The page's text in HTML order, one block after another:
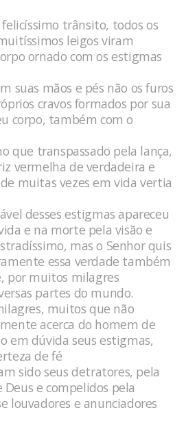
trânsito, todos os
leigos viram
ornado com os estigmas
suas mãos e pés não os furos
cravos formados por sua
corpo, também com o
que transpassado pela lança,
vermelha de verdadeira e
muitas vezes em vida vertia
desses estigmas apareceu
e na morte pela visão e
mas o Senhor quis
essa verdade também
por muitos milagres
partes do mundo.
muitos que não
acerca do homem de
em dúvida seus estigmas,
de fé
sido seus detratores, pela
e compelidos pela
louvadores e anunciadores